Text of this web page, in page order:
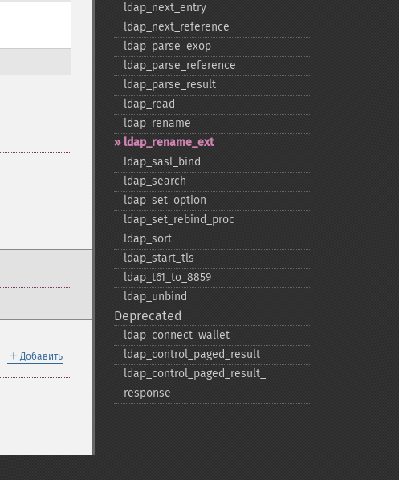
＋ Добавить
ldap_​next_​entry
ldap_​next_​reference
ldap_​parse_​exop
ldap_​parse_​reference
ldap_​parse_​result
ldap_​read
ldap_​rename
ldap_​rename_​ext
ldap_​sasl_​bind
ldap_​search
ldap_​set_​option
ldap_​set_​rebind_​proc
ldap_​sort
ldap_​start_​tls
ldap_​t61_​to_​8859
ldap_​unbind
Deprecated
ldap_​connect_​wallet
ldap_​control_​paged_​result
ldap_​control_​paged_​result_​
response